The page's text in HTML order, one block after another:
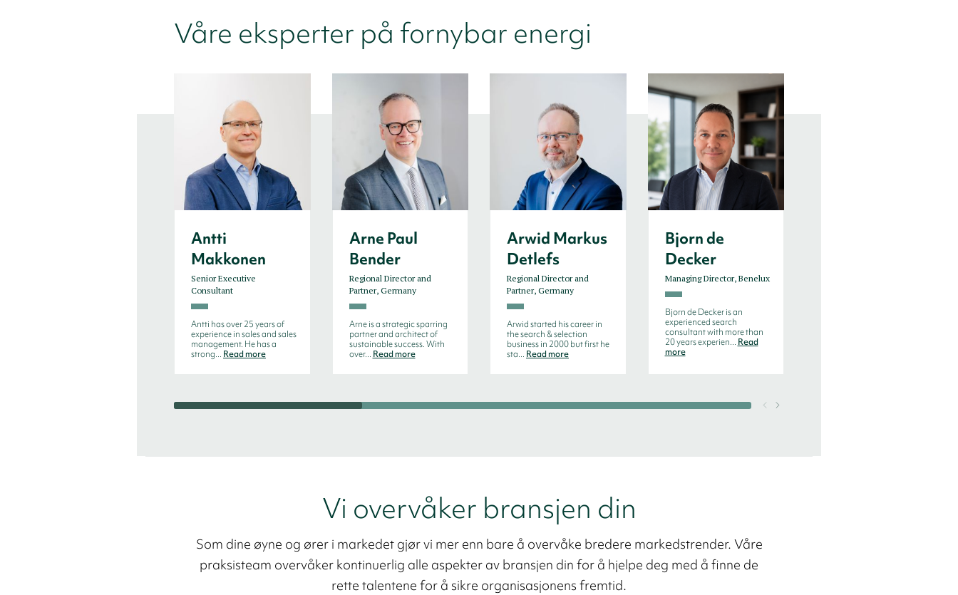
Våre eksperter på fornybar energi
Antti
Makkonen
Senior Executive
Consultant
Antti has over 25 years of
experience in sales and sales
management. He has a
strong... Read more
Arne Paul
Bender
Regional Director and
Partner, Germany
Arne is a strategic sparring
partner and architect of
sustainable success. With
over... Read more
Arwid Markus
Detlefs
Regional Director and
Partner, Germany
Arwid started his career in
the search & selection
business in 2000 but first he
sta... Read more
Bjorn de
Decker
Managing Director, Benelux
Bjorn de Decker is an
experienced search
consultant with more than
20 years experien... Read
more
Vi overvåker bransjen din
Som dine øyne og ører i markedet gjør vi mer enn bare å overvåke bredere markedstrender. Våre
praksisteam overvåker kontinuerlig alle aspekter av bransjen din for å hjelpe deg med å finne de
rette talentene for å sikre organisasjonens fremtid.